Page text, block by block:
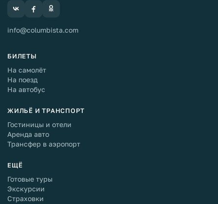
info@columbista.com
БИЛЕТЫ
На самолёт
На поезд
На автобус
ЖИЛЬЁ И ТРАНСПОРТ
Гостиницы и отели
Аренда авто
Трансфер в аэропорт
ЕЩЁ
Готовые туры
Экскурсии
Страховки